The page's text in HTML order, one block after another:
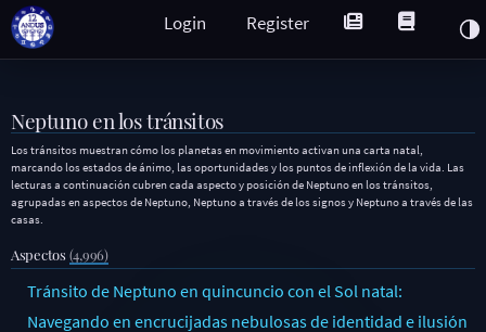
Register
Login
Neptuno en los tránsitos
Los tránsitos muestran cómo los planetas en movimiento activan una carta natal,
marcando los estados de ánimo, las oportunidades y los puntos de inflexión de la vida. Las
lecturas a continuación cubren cada aspecto y posición de Neptuno en los tránsitos,
agrupadas en aspectos de Neptuno, Neptuno a través de los signos y Neptuno a través de las
casas.
Aspectos(4,996)
Tránsito de Neptuno en quincuncio con el Sol natal:
Navegando en encrucijadas nebulosas de identidad e ilusión